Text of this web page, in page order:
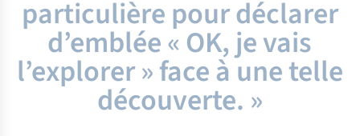
particulière pour déclarer
d’emblée « OK, je vais
l’explorer » face à une telle
découverte. »